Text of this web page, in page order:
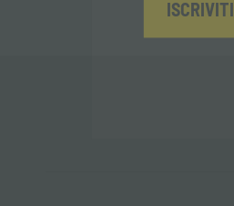
ISCRIVITI